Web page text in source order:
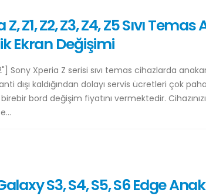
Z1, Z2, Z3, Z4, Z5 Sıvı
Ekran Değişimi
Sony Xperia Z serisi sıvı temas cihazlarda
dışı kaldığından dolayı servis ücretleri çok
bord değişim fiyatını vermektedir.
S3, S4, S5, S6 Edge